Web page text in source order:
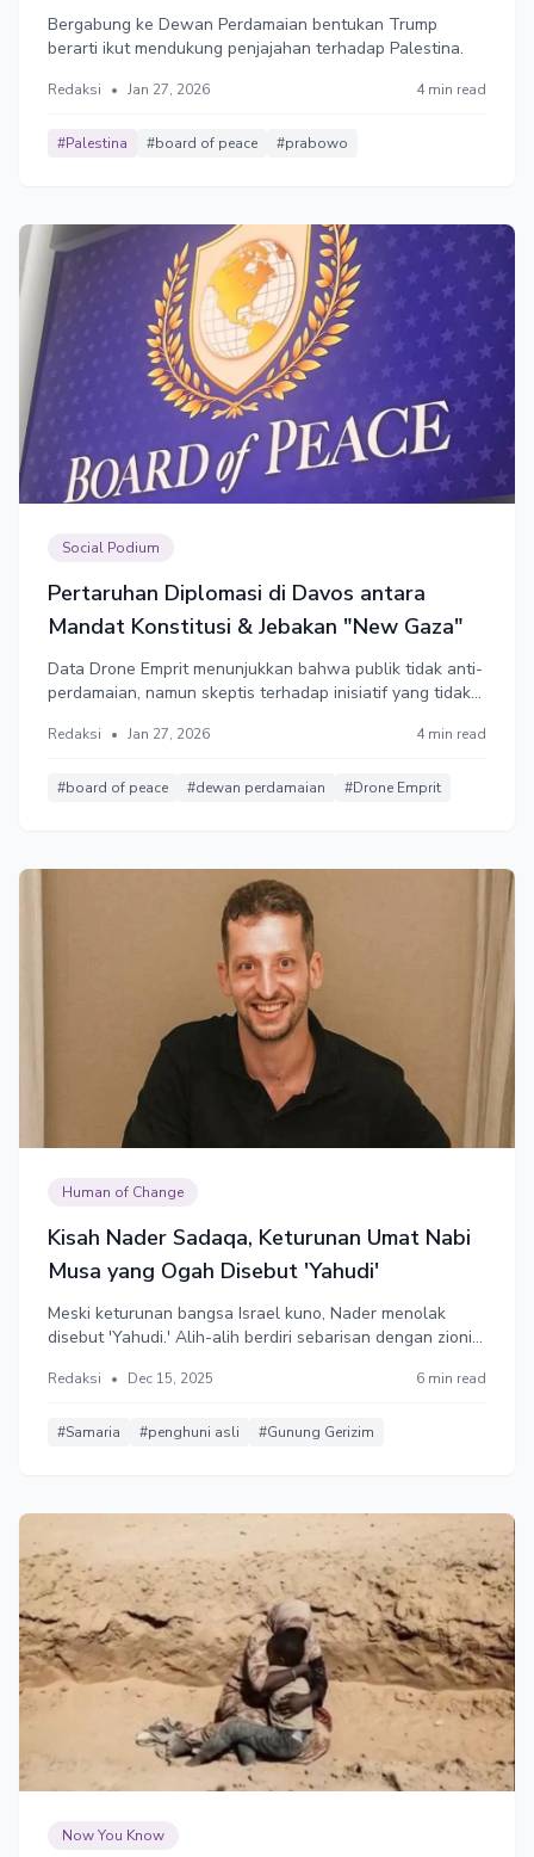
Pro-Zionis
Bergabung ke Dewan Perdamaian bentukan Trump
berarti ikut mendukung penjajahan terhadap Palestina.
Redaksi • Jan 27, 2026 4 min read
#Palestina #board of peace #prabowo
Social Podium
Pertaruhan Diplomasi di Davos antara
Mandat Konstitusi & Jebakan "New Gaza"
Data Drone Emprit menunjukkan bahwa publik tidak anti-
perdamaian, namun skeptis terhadap inisiatif yang tidak
"kolonialisme gaya baru".
Redaksi • Jan 27, 2026 4 min read
#board of peace #dewan perdamaian #Drone Emprit
Human of Change
Kisah Nader Sadaqa, Keturunan Umat Nabi
Musa yang Ogah Disebut 'Yahudi'
Meski keturunan bangsa Israel kuno, Nader menolak
disebut 'Yahudi.' Alih-alih berdiri sebarisan dengan zionis
dirinya adalah orang Palestina—sejak pertama lahir
kemerdekaan Palestina.
Redaksi • Dec 15, 2025 6 min read
#Samaria #penghuni asli #Gunung Gerizim
Now You Know